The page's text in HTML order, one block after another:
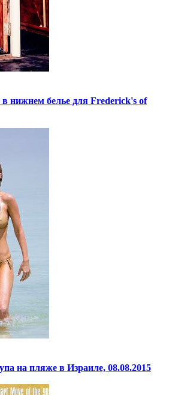
нижнем белье для Frederick's of
на пляже в Израиле, 08.08.2015